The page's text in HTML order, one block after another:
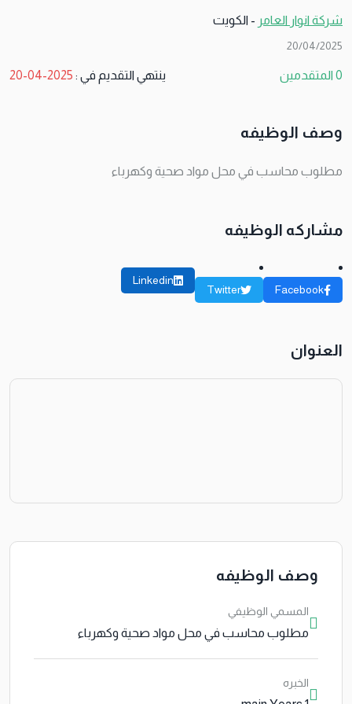
شركة انوار العامر - الكويت
20/04/2025
0 المتقدمين ينتهي التقديم في : 2025-04-20
وصف الوظيفه
مطلوب محاسب في محل مواد صحية وكهرباء
مشاركه الوظيفه
Facebook
Twitter
Linkedin
العنوان
وصف الوظيفه
المسمي الوظيفي
مطلوب محاسب في محل مواد صحية وكهرباء
الخبره